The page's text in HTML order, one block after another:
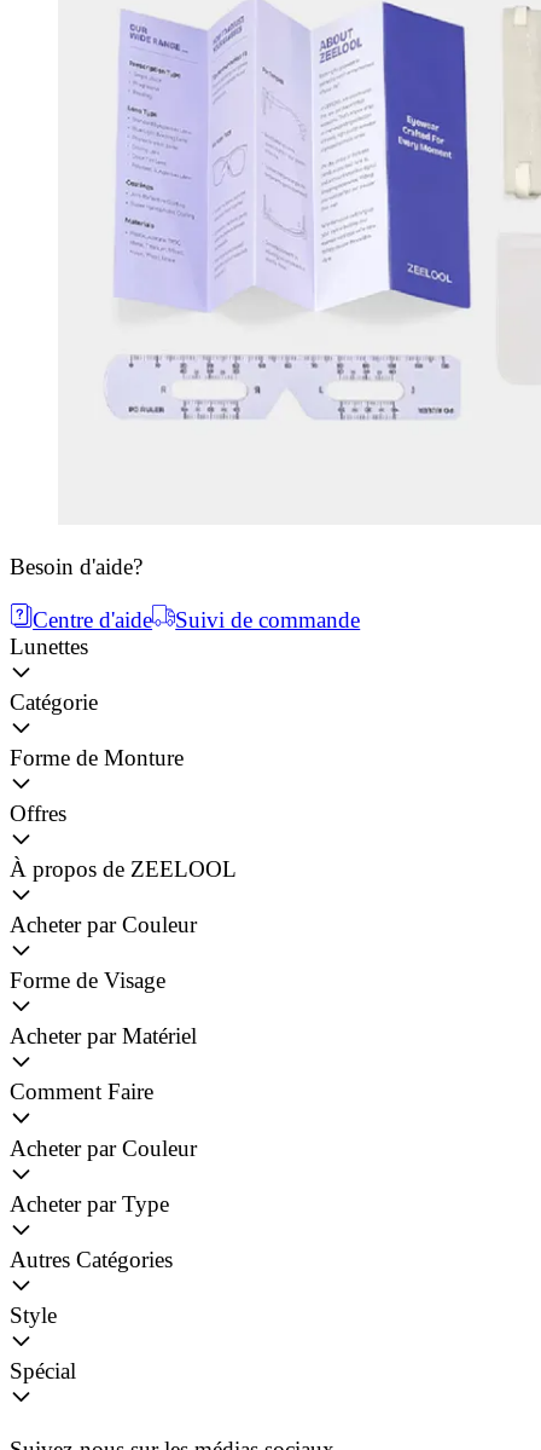
Besoin d'aide?
Centre d'aide
Suivi de commande
Lunettes
Catégorie
Forme de Monture
Offres
À propos de ZEELOOL
Acheter par Couleur
Forme de Visage
Acheter par Matériel
Comment Faire
Acheter par Couleur
Acheter par Type
Autres Catégories
Style
Spécial